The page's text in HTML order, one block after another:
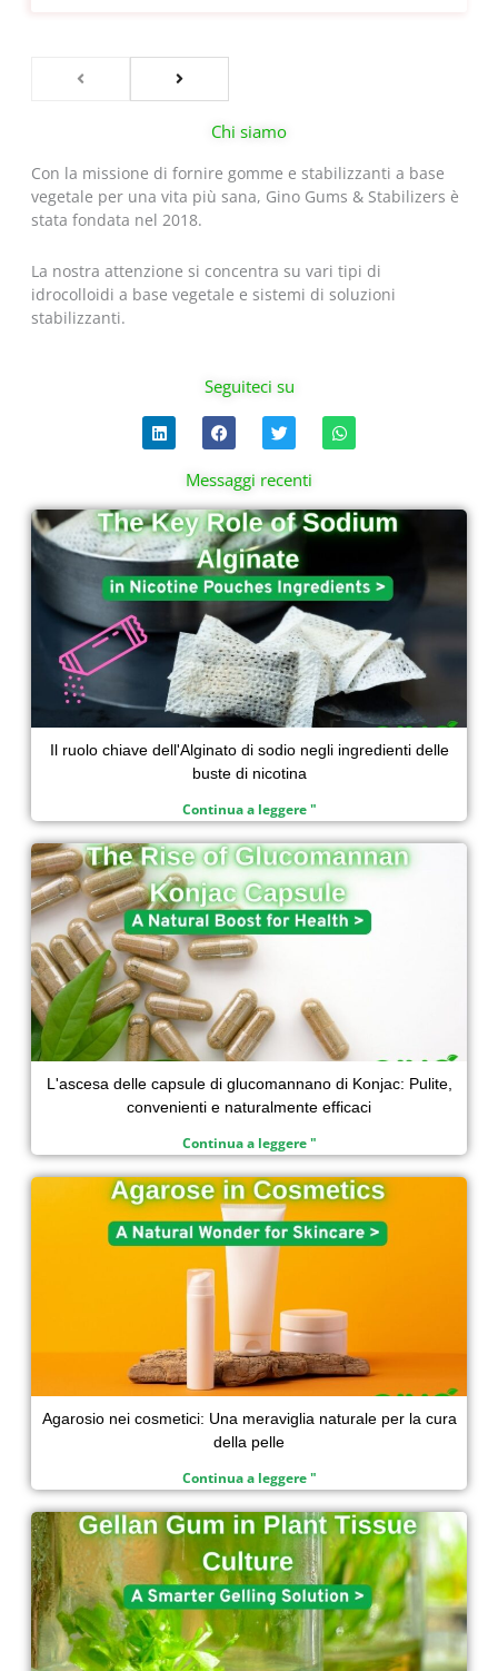
Chi siamo
Con la missione di fornire gomme e stabilizzanti a base
vegetale per una vita più sana, Gino Gums & Stabilizers è
stata fondata nel 2018.
La nostra attenzione si concentra su vari tipi di
idrocolloidi a base vegetale e sistemi di soluzioni
stabilizzanti.
Seguiteci su
L
i
n
d
i
n
F
a
c
e
b
o
o
k
T
w
i
t
t
e
r
W
h
a
a
p
p
Messaggi recenti
Il ruolo chiave dell'Alginato di sodio negli ingredienti delle
buste di nicotina
Continua a leggere "
L'ascesa delle capsule di glucomannano di Konjac: Pulite,
convenienti e naturalmente efficaci
Continua a leggere "
Agarosio nei cosmetici: Una meraviglia naturale per la cura
della pelle
Continua a leggere "
PaginaPaginaPaginaPagina